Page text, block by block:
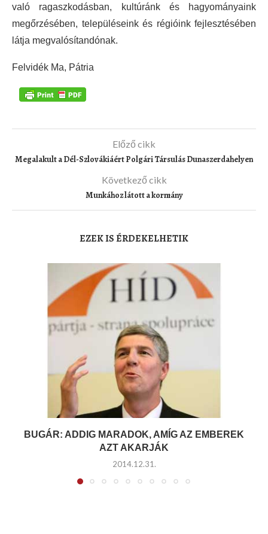
való ragaszkodásban, kultúránk és hagyományaink
megőrzésében, településeink és régióink fejlesztésében
látja megvalósítandónak.
Felvidék Ma, Pátria
Előző cikk
Megalakult a Dél-Szlovákiáért Polgári Társulás Dunaszerdahelyen
Következő cikk
Munkához látott a kormány
EZEK IS ÉRDEKELHETIK
BUGÁR: ADDIG MARADOK, AMÍG AZ EMBEREK
AZT AKARJÁK
2014.12.31.